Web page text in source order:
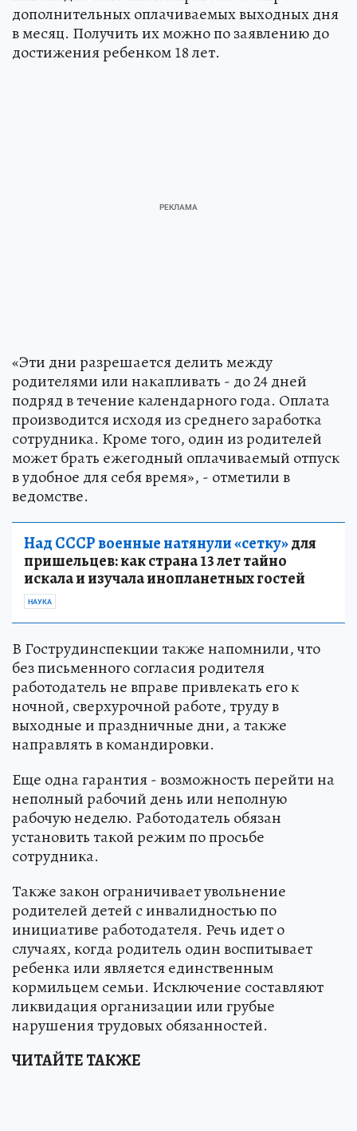
дополнительных оплачиваемых выходных дня
в месяц. Получить их можно по заявлению до
достижения ребенком 18 лет.
«Эти дни разрешается делить между
родителями или накапливать - до 24 дней
подряд в течение календарного года. Оплата
производится исходя из среднего заработка
сотрудника. Кроме того, один из родителей
может брать ежегодный оплачиваемый отпуск
в удобное для себя время», - отметили в
ведомстве.
Над СССР военные натянули «сетку»для
пришельцев: как страна 13 лет тайно
искала и изучала инопланетных гостей
НАУКА
В Гострудинспекции также напомнили, что
без письменного согласия родителя
работодатель не вправе привлекать его к
ночной, сверхурочной работе, труду в
выходные и праздничные дни, а также
направлять в командировки.
Еще одна гарантия - возможность перейти на
неполный рабочий день или неполную
рабочую неделю. Работодатель обязан
установить такой режим по просьбе
сотрудника.
Также закон ограничивает увольнение
родителей детей с инвалидностью по
инициативе работодателя. Речь идет о
случаях, когда родитель один воспитывает
ребенка или является единственным
кормильцем семьи. Исключение составляют
ликвидация организации или грубые
нарушения трудовых обязанностей.
ЧИТАЙТЕ ТАКЖЕ